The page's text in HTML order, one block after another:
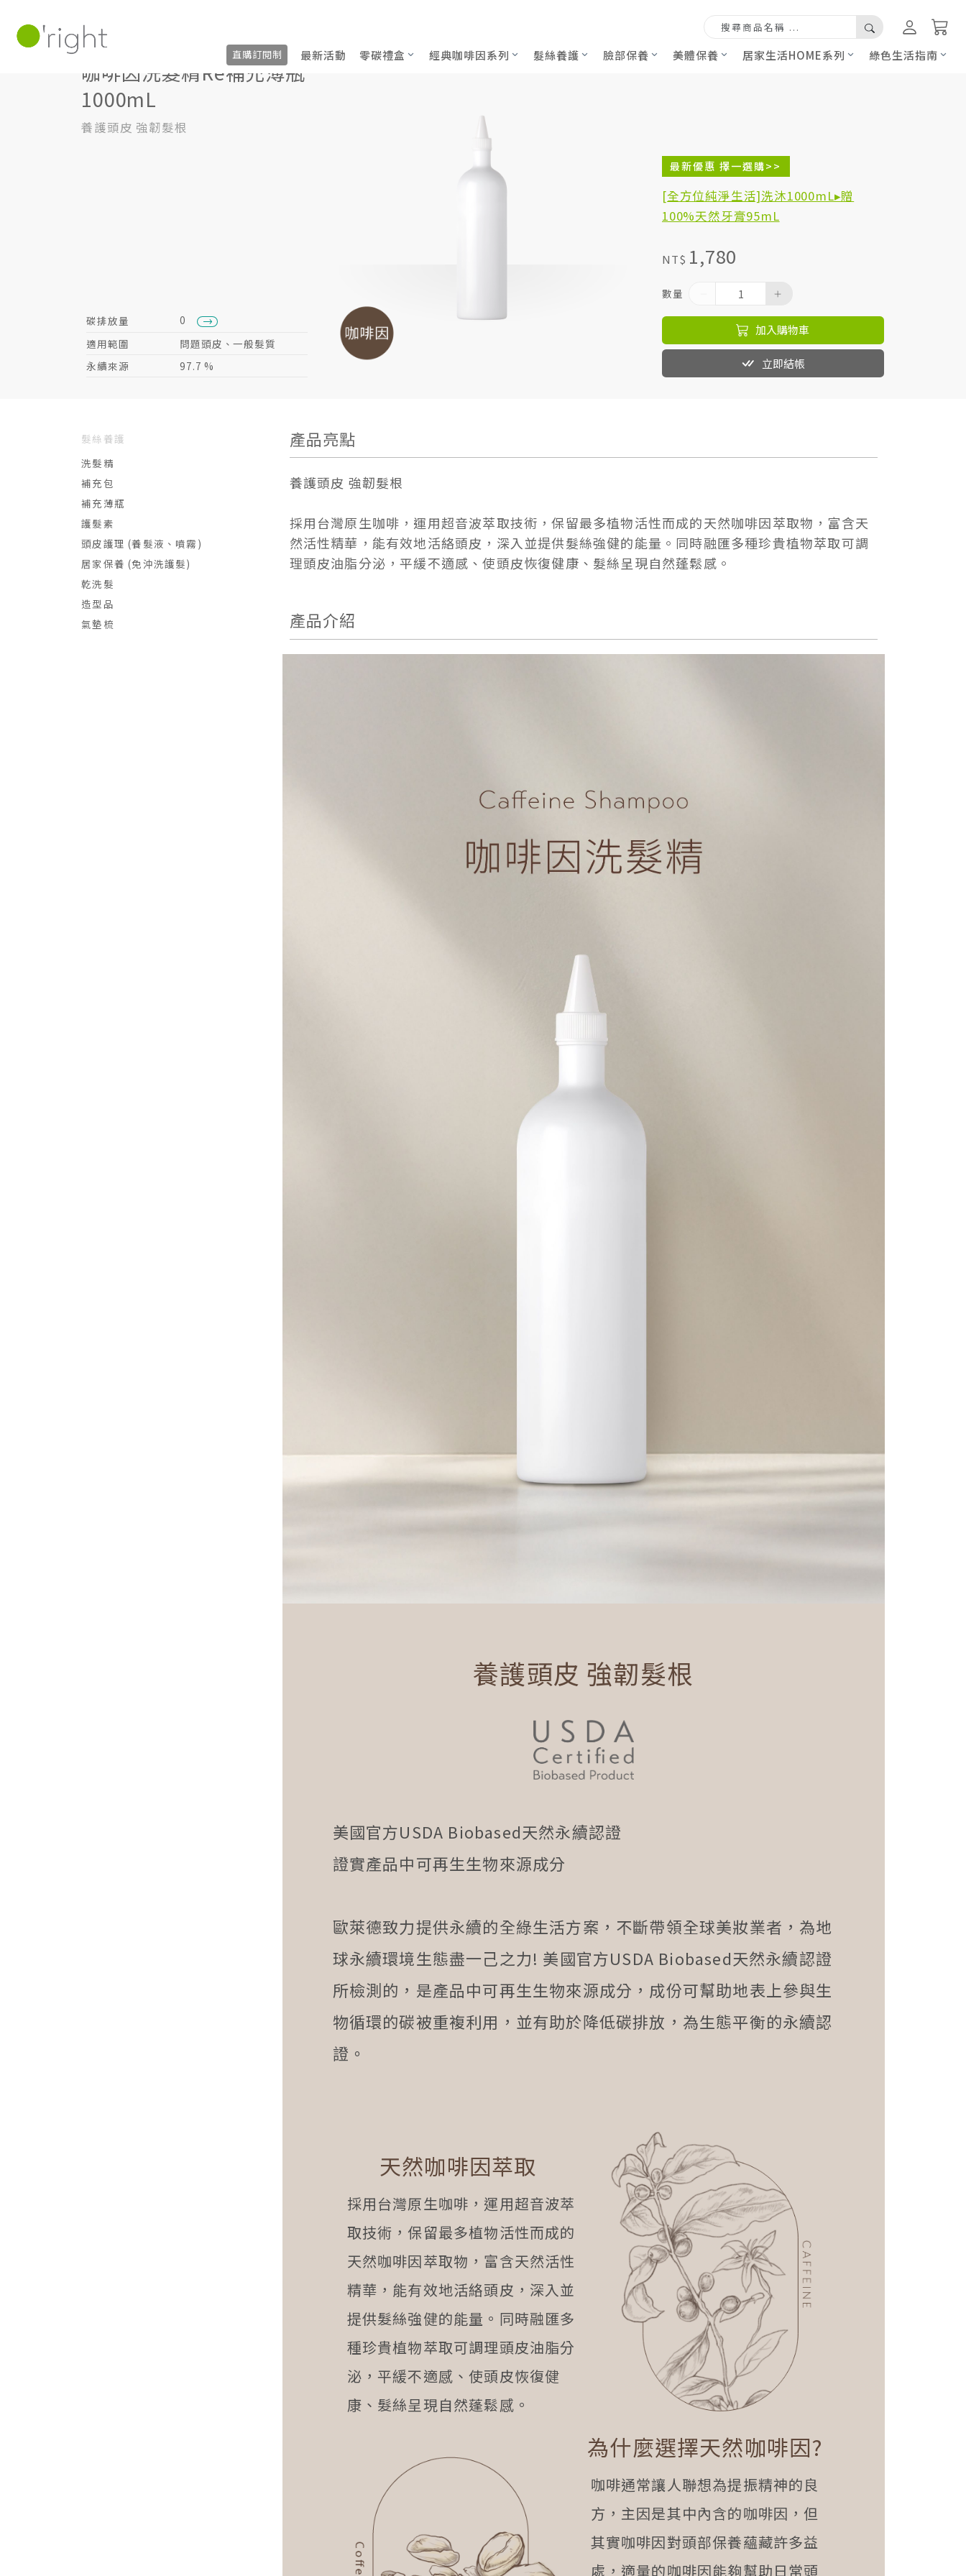
直購訂閱制 最新活動 零碳禮盒 經典咖啡因系列 髮絲養護 臉部保養 美體保養 居家生活HOME系列 綠色生活指南
咖啡因洗髮精Re補充薄瓶
1000mL
養護頭皮 強韌髮根
碳排放量
0
適用範圍
問題頭皮、一般髮質
永續來源
97.7 %
最新優惠 擇一選購>>
[全方位純淨生活]洗沐1000mL▸贈
100%天然牙膏95mL
NT$ 1,780
數量
加入購物車
立即結帳
髮絲養護
洗髮精
補充包
補充薄瓶
護髮素
頭皮護理 (養髮液、噴霧)
居家保養 (免沖洗護髮)
乾洗髮
造型品
氣墊梳
產品亮點
養護頭皮 強韌髮根
採用台灣原生咖啡，運用超音波萃取技術，保留最多植物活性而成的天然咖啡因萃取物，富含天
然活性精華，能有效地活絡頭皮，深入並提供髮絲強健的能量。同時融匯多種珍貴植物萃取可調
理頭皮油脂分泌，平緩不適感、使頭皮恢復健康、髮絲呈現自然蓬鬆感。
產品介紹
養護頭皮 強韌髮根
美國官方USDA Biobased天然永續認證
證實產品中可再生生物來源成分
歐萊德致力提供永續的全綠生活方案，不斷帶領全球美妝業者，為地
球永續環境生態盡一己之力! 美國官方USDA Biobased天然永續認證
所檢測的，是產品中可再生生物來源成分，成份可幫助地表上參與生
物循環的碳被重複利用，並有助於降低碳排放，為生態平衡的永續認
證。
天然咖啡因萃取
採用台灣原生咖啡，運用超音波萃
取技術，保留最多植物活性而成的
天然咖啡因萃取物，富含天然活性
精華，能有效地活絡頭皮，深入並
提供髮絲強健的能量。同時融匯多
種珍貴植物萃取可調理頭皮油脂分
泌，平緩不適感、使頭皮恢復健
康、髮絲呈現自然蓬鬆感。
為什麼選擇天然咖啡因?
咖啡通常讓人聯想為提振精神的良
方，主因是其中內含的咖啡因，但
其實咖啡因對頭部保養蘊藏許多益
處，適量的咖啡因能夠幫助日常頭